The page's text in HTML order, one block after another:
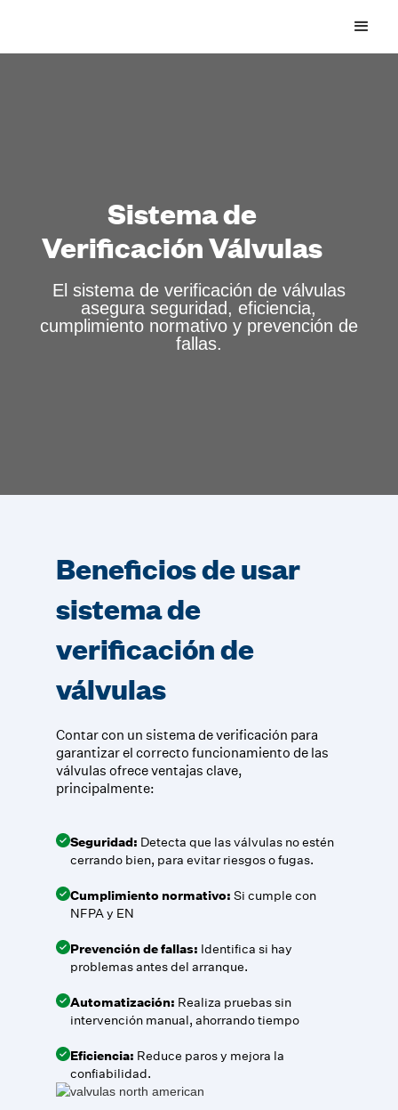
Sistema de
Verificación Válvulas
El sistema de verificación de válvulas
asegura seguridad, eficiencia,
cumplimiento normativo y prevención de
fallas.
Beneficios de usar
sistema de
verificación de
válvulas
Contar con un sistema de verificación para
garantizar el correcto funcionamiento de las
válvulas ofrece ventajas clave,
principalmente:
Seguridad: Detecta que las válvulas no estén
cerrando bien, para evitar riesgos o fugas.
Cumplimiento normativo: Si cumple con
NFPA y EN
Prevención de fallas: Identifica si hay
problemas antes del arranque.
Automatización: Realiza pruebas sin
intervención manual, ahorrando tiempo
Eficiencia: Reduce paros y mejora la
confiabilidad.